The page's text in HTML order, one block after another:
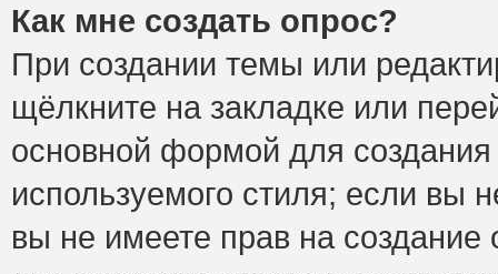
Как мне создать опрос?
При создании темы или
щёлкните на закладке или
основной формой для
используемого стиля; если вы
вы не имеете прав на